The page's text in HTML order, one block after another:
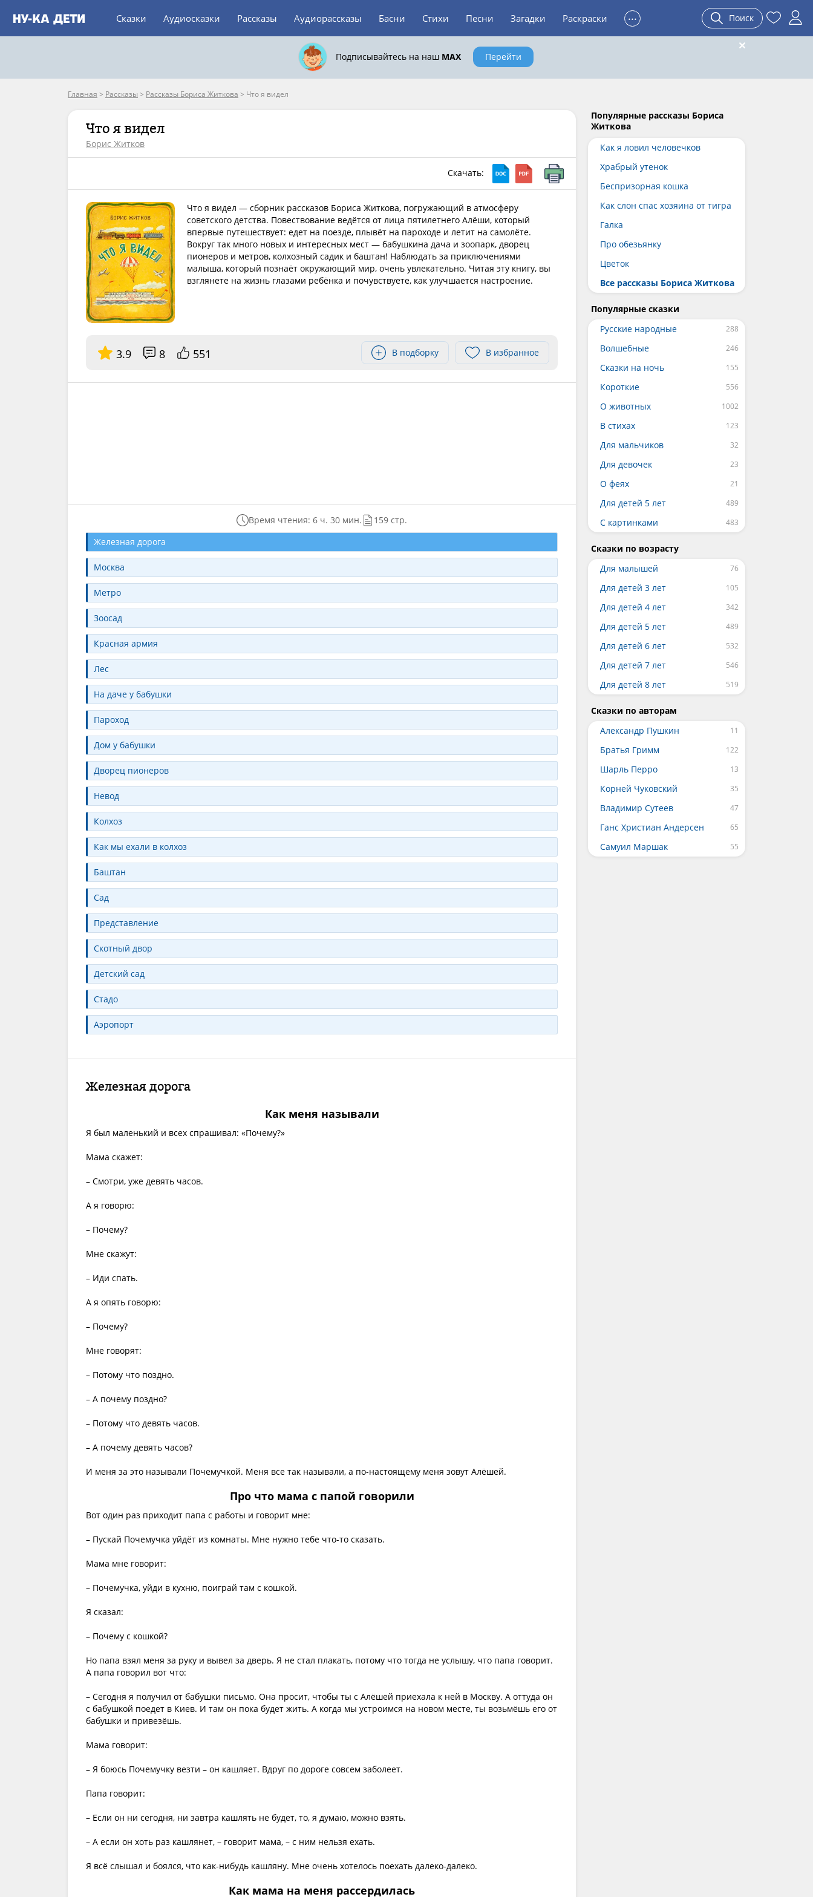
Сказки Аудиосказки Рассказы Аудиорассказы Басни Стихи Песни Загадки Раскраски ... Поиск
Подписывайтесь на наш MAX Перейти
Главная > Рассказы > Рассказы Бориса Житкова > Что я видел
Что я видел
Борис Житков
Скачать:
Что я видел — сборник рассказов Бориса Житкова, погружающий в атмосферу
советского детства. Повествование ведётся от лица пятилетнего Алёши, который
впервые путешествует: едет на поезде, плывёт на пароходе и летит на самолёте.
Вокруг так много новых и интересных мест — бабушкина дача и зоопарк, дворец
пионеров и метров, колхозный садик и баштан! Наблюдать за приключениями
малыша, который познаёт окружающий мир, очень увлекательно. Читая эту книгу, вы
взглянете на жизнь глазами ребёнка и почувствуете, как улучшается настроение.
3.9 8 551 В подборку В избранное
Время чтения: 6 ч. 30 мин.
159 стр.
Железная дорога
Москва
Метро
Зоосад
Красная армия
Лес
На даче у бабушки
Пароход
Дом у бабушки
Дворец пионеров
Невод
Колхоз
Как мы ехали в колхоз
Баштан
Сад
Представление
Скотный двор
Детский сад
Стадо
Аэропорт
Железная дорога
Как меня называли
Я был маленький и всех спрашивал: «Почему?»
Мама скажет:
– Смотри, уже девять часов.
А я говорю:
– Почему?
Мне скажут:
– Иди спать.
А я опять говорю:
– Почему?
Мне говорят:
– Потому что поздно.
– А почему поздно?
– Потому что девять часов.
– А почему девять часов?
И меня за это называли Почемучкой. Меня все так называли, а по-настоящему меня зовут Алёшей.
Про что мама с папой говорили
Вот один раз приходит папа с работы и говорит мне:
– Пускай Почемучка уйдёт из комнаты. Мне нужно тебе что-то сказать.
Мама мне говорит:
– Почемучка, уйди в кухню, поиграй там с кошкой.
Я сказал:
– Почему с кошкой?
Но папа взял меня за руку и вывел за дверь. Я не стал плакать, потому что тогда не услышу, что папа говорит.
А папа говорил вот что:
– Сегодня я получил от бабушки письмо. Она просит, чтобы ты с Алёшей приехала к ней в Москву. А оттуда он
с бабушкой поедет в Киев. И там он пока будет жить. А когда мы устроимся на новом месте, ты возьмёшь его от
бабушки и привезёшь.
Мама говорит:
– Я боюсь Почемучку везти – он кашляет. Вдруг по дороге совсем заболеет.
Папа говорит:
– Если он ни сегодня, ни завтра кашлять не будет, то, я думаю, можно взять.
– А если он хоть раз кашлянет, – говорит мама, – с ним нельзя ехать.
Я всё слышал и боялся, что как-нибудь кашляну. Мне очень хотелось поехать далеко-далеко.
Как мама на меня рассердилась
Популярные рассказы Бориса
Житкова
Как я ловил человечков
Храбрый утенок
Беспризорная кошка
Как слон спас хозяина от тигра
Галка
Про обезьянку
Цветок
Все рассказы Бориса Житкова
Популярные сказки
Русские народные
Волшебные
Сказки на ночь
Короткие
О животных
В стихах
Для мальчиков
Для девочек
О феях
Для детей 5 лет
С картинками
Сказки по возрасту
Для малышей
Для детей 3 лет
Для детей 4 лет
Для детей 5 лет
Для детей 6 лет
Для детей 7 лет
Для детей 8 лет
Сказки по авторам
Александр Пушкин
Братья Гримм
Шарль Перро
Корней Чуковский
Владимир Сутеев
Ганс Христиан Андерсен
Самуил Маршак